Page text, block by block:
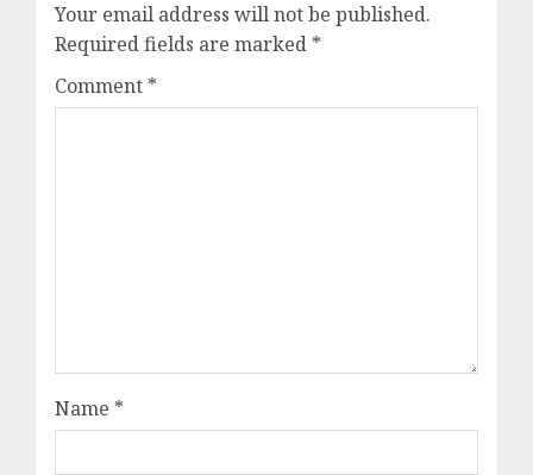
Your email address will not be published.
Required fields are marked *
Comment *
Name *